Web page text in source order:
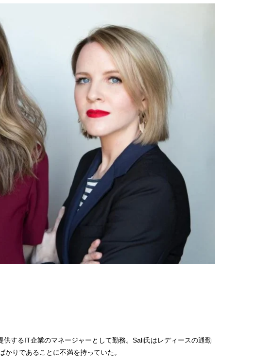
するIT企業のマネージャーとして勤務。Sali氏はレディースの通勤
りであることに不満を持っていた。